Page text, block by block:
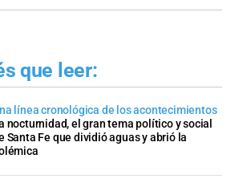
que leer:
línea cronológica de los acontecimientos
nocturnidad, el gran tema político y social
Santa Fe que dividió aguas y abrió la